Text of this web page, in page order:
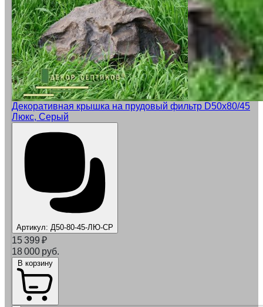
Декоративная крышка на прудовый фильтр D50x80/45
Люкс, Серый
Артикул: Д50-80-45-ЛЮ-СР
15 399 ₽
18 000 руб.